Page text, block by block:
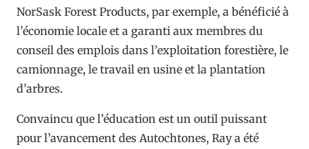
NorSask Forest Products, par exemple, a bénéficié à
l’économie locale et a garanti aux membres du
conseil des emplois dans l’exploitation forestière, le
camionnage, le travail en usine et la plantation
d’arbres.
Convaincu que l’éducation est un outil puissant
pour l’avancement des Autochtones, Ray a été